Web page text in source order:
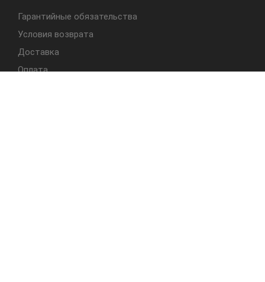
Гарантийные обязательства
Условия возврата
Доставка
Оплата